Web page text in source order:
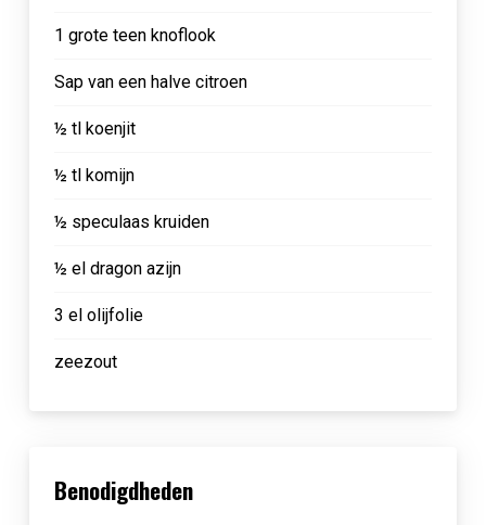
1 grote teen knoflook
Sap van een halve citroen
½ tl koenjit
½ tl komijn
½ speculaas kruiden
½ el dragon azijn
3 el olijfolie
zeezout
Benodigdheden